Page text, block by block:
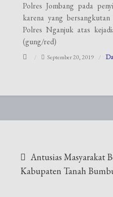
Polres Jombang pada
karena yang
Polres Nganjuk atas
(gung/red)
September 20, 2019
pos
Antusias Masyarakat
Kabupaten Tanah